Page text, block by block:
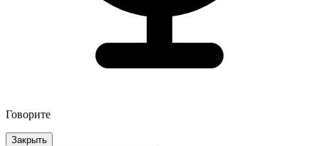
Говорите
Закрыть